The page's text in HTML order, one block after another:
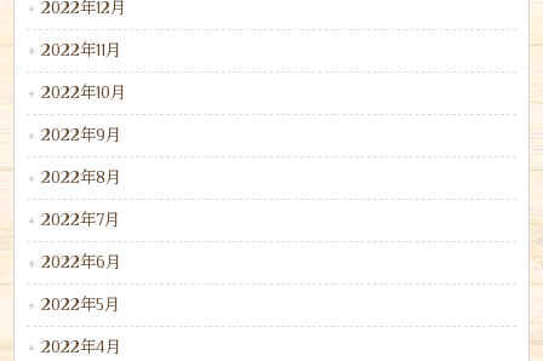
2022年12月
2022年11月
2022年10月
2022年9月
2022年8月
2022年7月
2022年6月
2022年5月
2022年4月